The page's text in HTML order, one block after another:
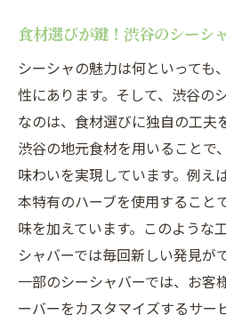
食材選びが鍵！渋谷のシーシ
シーシャの魅力は何といっても
性にあります。そして、渋谷の
なのは、食材選びに独自の工夫
渋谷の地元食材を用いることで
味わいを実現しています。例え
本特有のハーブを使用すること
味を加えています。このような
シャバーでは毎回新しい発見が
一部のシーシャバーでは、お客
ーバーをカスタマイズするサー